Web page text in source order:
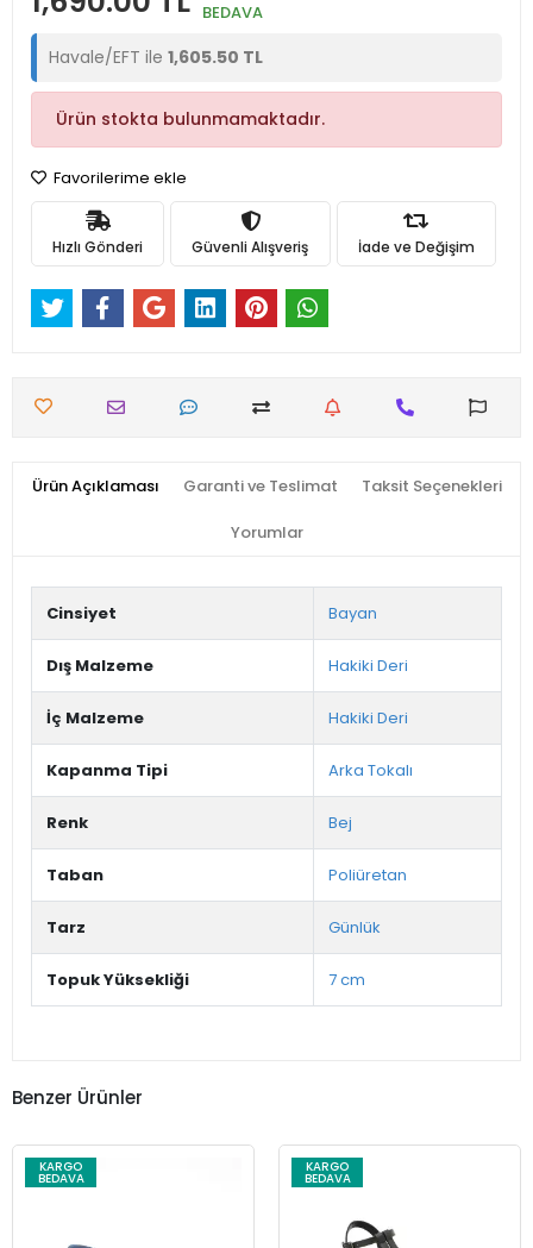
BEDAVA
Havale/EFT ile 1,605.50 TL
Ürün stokta bulunmamaktadır.
Favorilerime ekle
Hızlı Gönderi Güvenli Alışveriş İade ve Değişim
Ürün Açıklaması Garanti ve Teslimat Taksit Seçenekleri
Yorumlar
Cinsiyet Bayan
Dış Malzeme Hakiki Deri
İç Malzeme Hakiki Deri
Kapanma Tipi Arka Tokalı
Renk Bej
Taban Poliüretan
Tarz Günlük
Topuk Yüksekliği 7 cm
Benzer Ürünler
KARGO
BEDAVA
KARGO
BEDAVA